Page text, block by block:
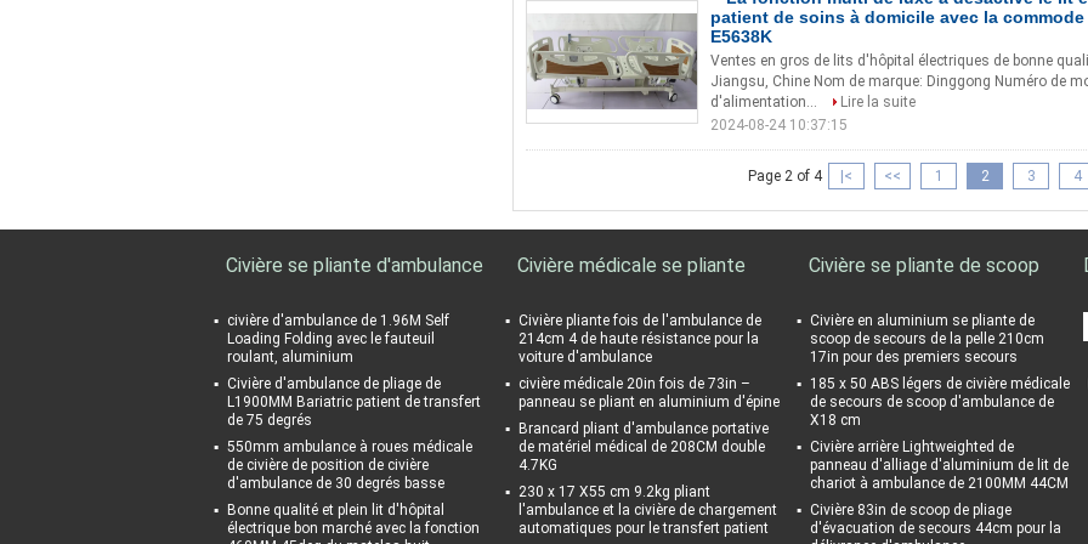
patient de soins à domicile avec la commode
E5638K
Ventes en gros de lits d'hôpital électriques de bonne
Jiangsu, Chine Nom de marque: Dinggong Numéro de
d'alimentation...
Lire la suite
2024-08-24 10:37:15
Page 2 of 4 |< << 1 2 3 4
Civière se pliante d'ambulance
civière d'ambulance de 1.96M Self
Loading Folding avec le fauteuil
roulant, aluminium
Civière d'ambulance de pliage de
L1900MM Bariatric patient de transfert
de 75 degrés
550mm ambulance à roues médicale
de civière de position de civière
d'ambulance de 30 degrés basse
Bonne qualité et plein lit d'hôpital
électrique bon marché avec la fonction
Civière médicale se pliante
Civière pliante fois de l'ambulance de
214cm 4 de haute résistance pour la
voiture d'ambulance
civière médicale 20in fois de 73in –
panneau se pliant en aluminium d'épine
Brancard pliant d'ambulance portative
de matériel médical de 208CM double
4.7KG
230 x 17 X55 cm 9.2kg pliant
l'ambulance et la civière de chargement
automatiques pour le transfert patient
Civière se pliante de scoop
Civière en aluminium se pliante de
scoop de secours de la pelle 210cm
17in pour des premiers secours
185 x 50 ABS légers de civière médicale
de secours de scoop d'ambulance de
X18 cm
Civière arrière Lightweighted de
panneau d'alliage d'aluminium de lit de
chariot à ambulance de 2100MM 44CM
Civière 83in de scoop de pliage
d'évacuation de secours 44cm pour la